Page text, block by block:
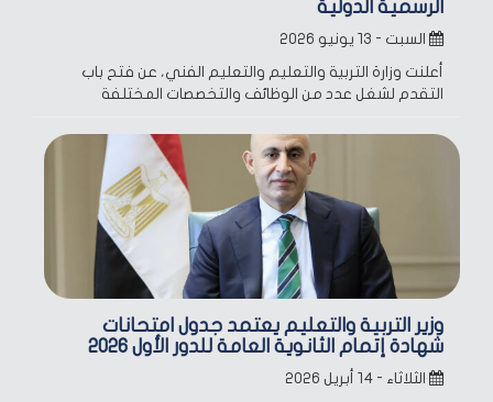
الرسمية الدولية
السبت - ١٣ يونيو ٢٠٢٦
أعلنت وزارة التربية والتعليم والتعليم الفني، عن فتح باب
التقدم لشغل عدد من الوظائف والتخصصات المختلفة
وزير التربية والتعليم يعتمد جدول امتحانات
شهادة إتمام الثانوية العامة للدور الأول 2026
الثلاثاء - ١٤ أبريل ٢٠٢٦